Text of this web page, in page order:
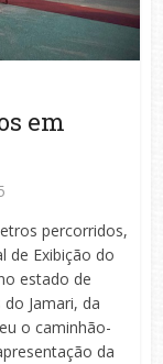
em
percorridos,
de Exibição do
estado de
Jamari, da
o caminhão-
da